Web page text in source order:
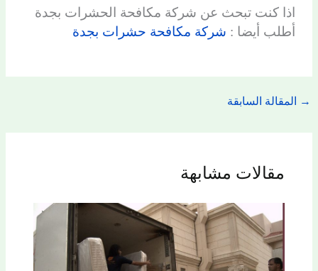
اذا كنت تبحث عن شركة مكافحة الحشرات بجدة
أطلب أيضا : شركة مكافحة حشرات بجدة
→ المقالة السابقة
مقالات مشابهة